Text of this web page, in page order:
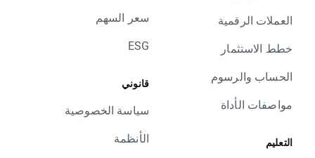
العملات الرقمية
خطط الاستثمار
الحساب والرسوم
مواصفات الأداة
التعليم
سعر السهم
ESG
قانوني
سياسة الخصوصية
الأنظمة